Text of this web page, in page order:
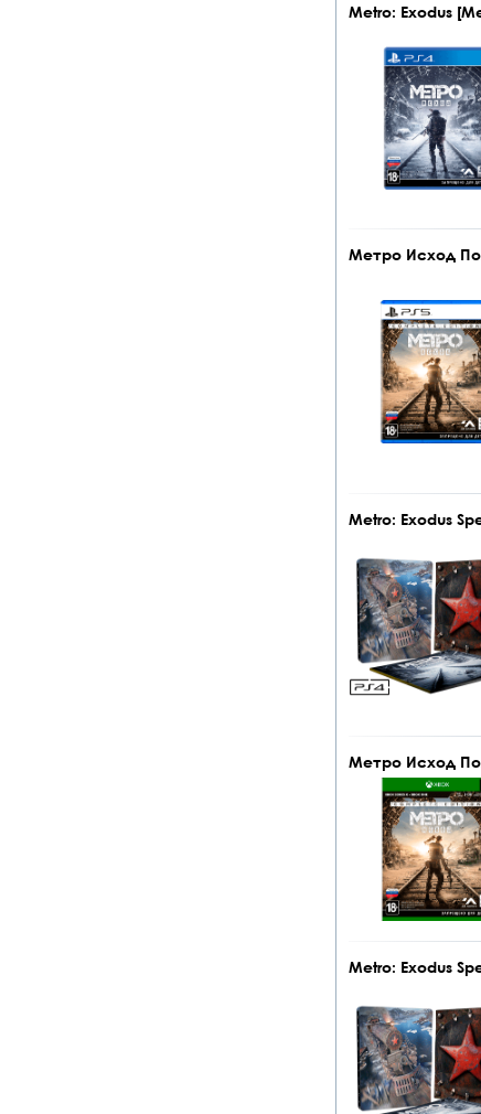
Metro: Exodus
Метро Исход
Metro: Exodus
Метро Исход
Metro: Exodus